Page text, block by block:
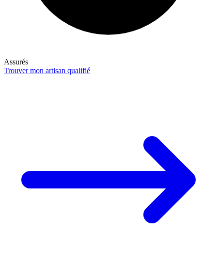
Assurés
Trouver mon artisan qualifié